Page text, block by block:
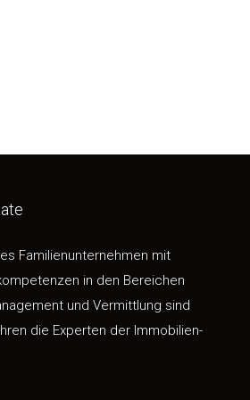
Familienunternehmen mit
in den Bereichen
und Vermittlung sind
die Experten der Immobilien-